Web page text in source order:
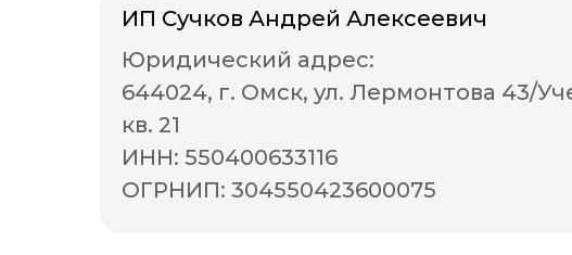
ИП Сучков Андрей Алексеевич
Юридический адрес:
644024, г. Омск, ул. Лермонтова 43/
кв. 21
ИНН: 550400633116
ОГРНИП: 304550423600075